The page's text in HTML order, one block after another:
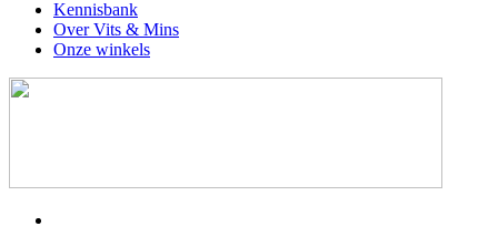
Kennisbank
Over Vits & Mins
Onze winkels